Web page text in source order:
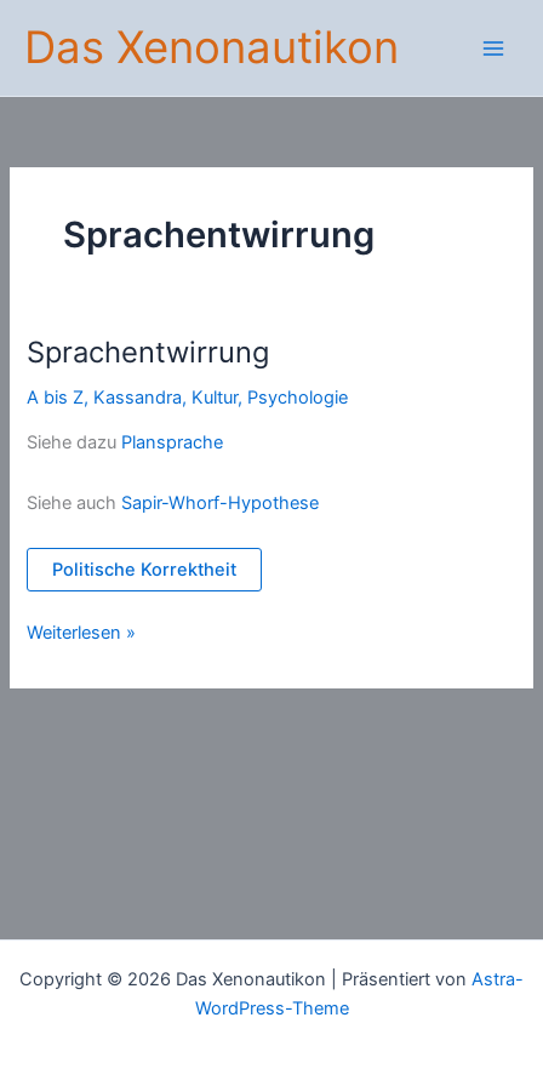
Inhalt
springen
Das Xenonautikon
Sprachentwirrung
Sprachentwirrung
A bis Z, Kassandra, Kultur, Psychologie
Siehe dazu Plansprache
Siehe auch Sapir-Whorf-Hypothese
Politische Korrektheit
Sprachentwirrung
Weiterlesen »
Copyright © 2026 Das Xenonautikon | Präsentiert von Astra-
WordPress-Theme